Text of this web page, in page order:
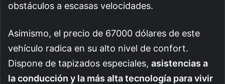
obstáculos a escasas velocidades.
Asimismo, el precio de 67000 dólares de este
vehículo radica en su alto nivel de confort.
Dispone de tapizados especiales, asistencias a
la conducción y la más alta tecnología para vivir